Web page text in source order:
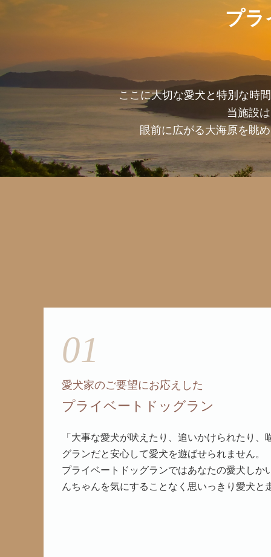
プラ
ここに大切な愛犬と特別な時
当施設
眼前に広がる大海原を眺
01
愛犬家のご要望にお応えした
プライベートドッグラン
「大事な愛犬が吠えたり、追いかけられたり
グランだと安心して愛犬を遊ばせられません。
プライベートドッグランではあなたの愛犬しか
んちゃんを気にすることなく思いっきり愛犬と